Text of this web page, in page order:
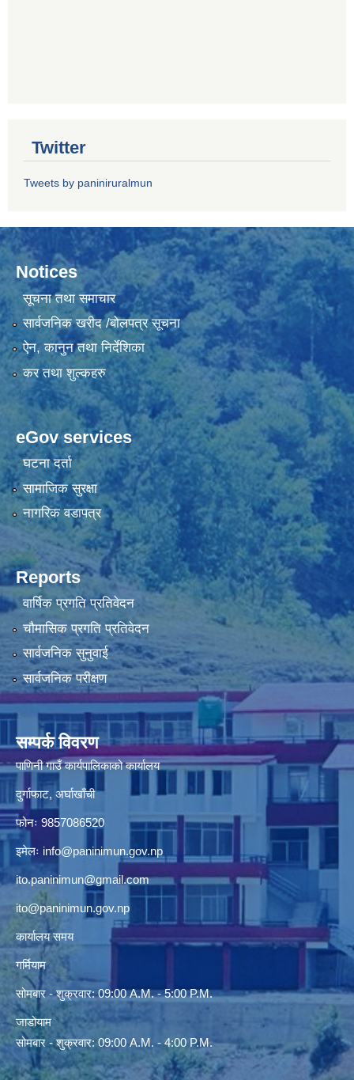
Twitter
Tweets by paniniruralmun
Notices
सूचना तथा समाचार
सार्वजनिक खरीद /बोलपत्र सूचना
ऐन, कानुन तथा निर्देशिका
कर तथा शुल्कहरु
eGov services
घटना दर्ता
सामाजिक सुरक्षा
नागरिक वडापत्र
Reports
वार्षिक प्रगति प्रतिवेदन
चौमासिक प्रगति प्रतिवेदन
सार्वजनिक सुनुवाई
सार्वजनिक परीक्षण
सम्पर्क विवरण
पाणिनी गाउँ कार्यपालिकाको कार्यालय
दुर्गाफाट, अर्घाखाँची
फोनः 9857086520
इमेलः info@paninimun.gov.np
ito.paninimun@gmail.com
ito@paninimun.gov.np
कार्यालय समय
गर्मियाम
सोमबार - शुक्रवार: 09:00 A.M. - 5:00 P.M.
जाडोयाम
सोमबार - शुक्रवार: 09:00 A.M. - 4:00 P.M.